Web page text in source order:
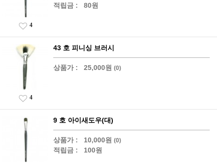
적립금 : 80원
4
43 호 피니싱 브러시
상품가 : 25,000원 (0)
4
9 호 아이새도우(대)
상품가 : 10,000원 (0)
적립금 : 100원